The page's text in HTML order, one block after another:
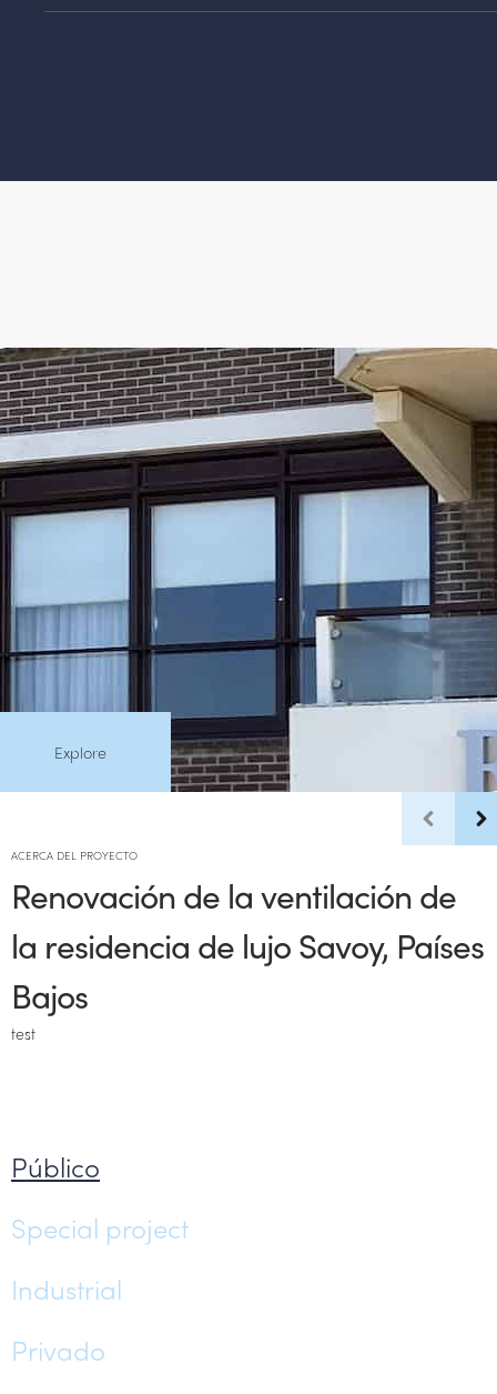
Explore
ACERCA DEL PROYECTO
Renovación de la ventilación de
la residencia de lujo Savoy, Países
Bajos
test
Público
Special project
Industrial
Privado